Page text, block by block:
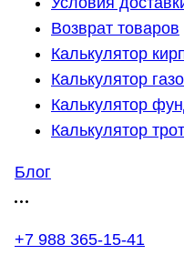
Возврат товаров
Калькулятор
Калькулятор
Калькулятор
Калькулятор
Блог
+7 988 365-15-41